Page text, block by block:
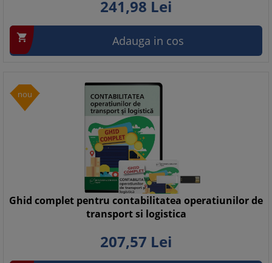
241,98 Lei
 Adauga in cos
nou
Ghid complet pentru contabilitatea operatiunilor de
transport si logistica
207,57 Lei